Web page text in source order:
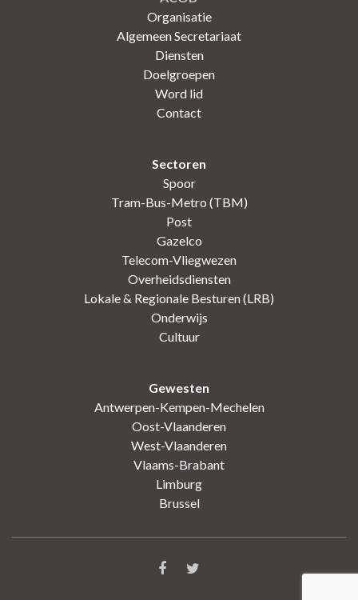
Organisatie
Algemeen Secretariaat
Diensten
Doelgroepen
Word lid
Contact
Sectoren
Spoor
Tram-Bus-Metro (TBM)
Post
Gazelco
Telecom-Vliegwezen
Overheidsdiensten
Lokale & Regionale Besturen (LRB)
Onderwijs
Cultuur
Gewesten
Antwerpen-Kempen-Mechelen
Oost-Vlaanderen
West-Vlaanderen
Vlaams-Brabant
Limburg
Brussel